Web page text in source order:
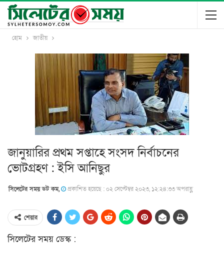
হোম জাতীয়
জানুয়ারির প্রথম সপ্তাহে সংসদ নির্বাচনের
ভোটগ্রহণ : ইসি আনিছুর
সিলেটের সময় ডট কম, প্রকাশিত হয়েছে : ০২ সেপ্টেম্বর ২০২৩, ১২:২৪:৩৩ অপরাহ্ণ
শেয়ার
সিলেটের সময় ডেস্ক :